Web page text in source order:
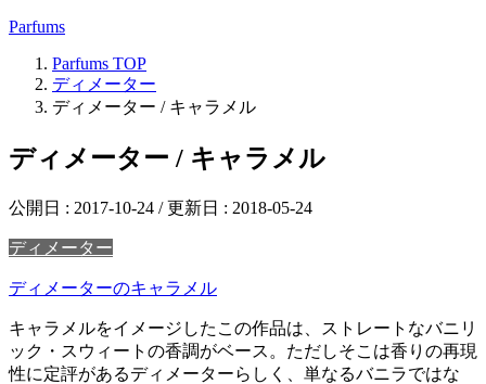
Parfums
Parfums TOP
ディメーター
ディメーター / キャラメル
ディメーター / キャラメル
公開日 : 2017-10-24 / 更新日 : 2018-05-24
ディメーター
ディメーターのキャラメル
キャラメルをイメージしたこの作品は、ストレートなバニリ
ック・スウィートの香調がベース。ただしそこは香りの再現
性に定評があるディメーターらしく、単なるバニラではな